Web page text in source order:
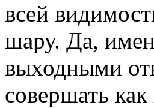
всей
шару. Да,
выходными
совершать